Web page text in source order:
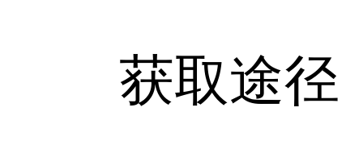
获取途径